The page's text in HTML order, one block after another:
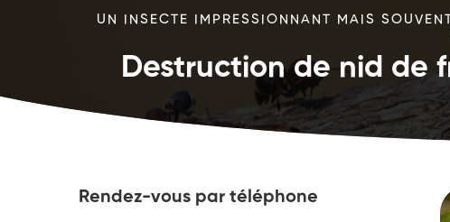
UN INSECTE IMPRESSIONNANT MAIS
Destruction de nid de
Rendez-vous par téléphone